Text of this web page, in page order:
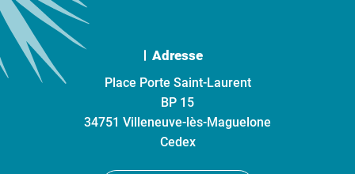
Adresse
Place Porte Saint-Laurent
BP 15
34751 Villeneuve-lès-Maguelone
Cedex